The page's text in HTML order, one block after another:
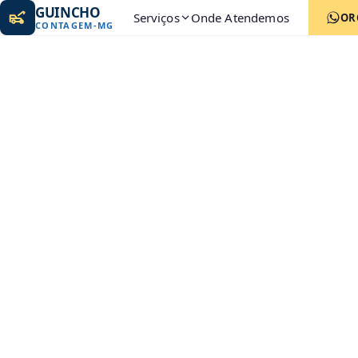
GUINCHO
CONTAGEM-MG Serviços Onde Atendemos